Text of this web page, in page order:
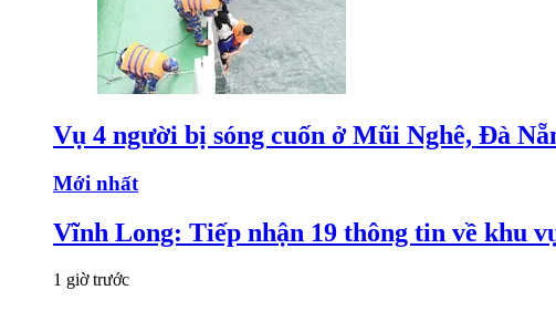
Vụ 4 người bị sóng cuốn ở Mũi Nghê, Đà
Mới nhất
Vĩnh Long: Tiếp nhận 19 thông tin về khu
1 giờ trước